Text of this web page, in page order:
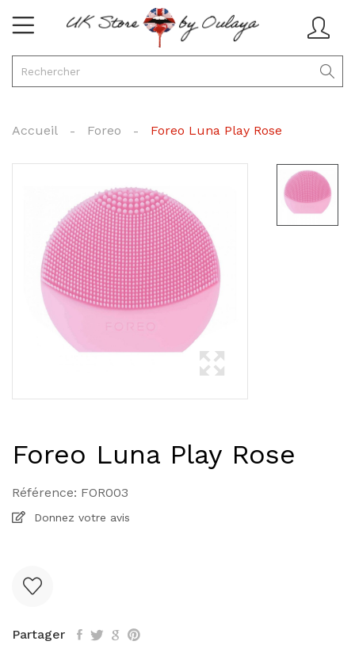
Accueil Foreo Foreo Luna Play Rose
Foreo Luna Play Rose
Référence: FOR003
Donnez votre avis
Partager